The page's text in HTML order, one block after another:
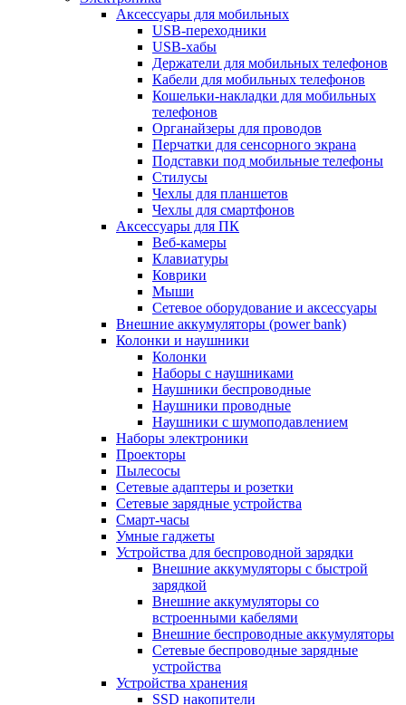
Аксессуары для мобильных
USB-переходники
USB-хабы
Держатели для мобильных телефонов
Кабели для мобильных телефонов
Кошельки-накладки для мобильных
телефонов
Органайзеры для проводов
Перчатки для сенсорного экрана
Подставки под мобильные телефоны
Стилусы
Чехлы для планшетов
Чехлы для смартфонов
Аксессуары для ПК
Веб-камеры
Клавиатуры
Коврики
Мыши
Сетевое оборудование и аксессуары
Внешние аккумуляторы (power bank)
Колонки и наушники
Колонки
Наборы с наушниками
Наушники беспроводные
Наушники проводные
Наушники с шумоподавлением
Наборы электроники
Проекторы
Пылесосы
Сетевые адаптеры и розетки
Сетевые зарядные устройства
Смарт-часы
Умные гаджеты
Устройства для беспроводной зарядки
Внешние аккумуляторы с быстрой
зарядкой
Внешние аккумуляторы со
встроенными кабелями
Внешние беспроводные аккумуляторы
Сетевые беспроводные зарядные
устройства
Устройства хранения
SSD накопители